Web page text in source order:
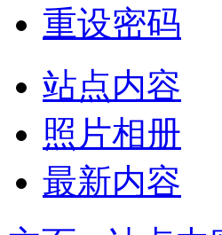
重设密码
站点内容
照片相册
最新内容